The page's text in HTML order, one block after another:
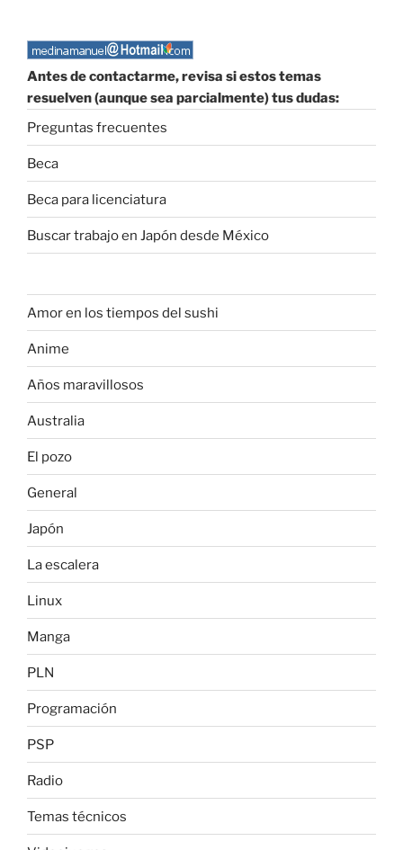
Antes de contactarme, revisa si estos temas
resuelven (aunque sea parcialmente) tus dudas:
Preguntas frecuentes
Beca
Beca para licenciatura
Buscar trabajo en Japón desde México
Amor en los tiempos del sushi
Anime
Años maravillosos
Australia
El pozo
General
Japón
La escalera
Linux
Manga
PLN
Programación
PSP
Radio
Temas técnicos